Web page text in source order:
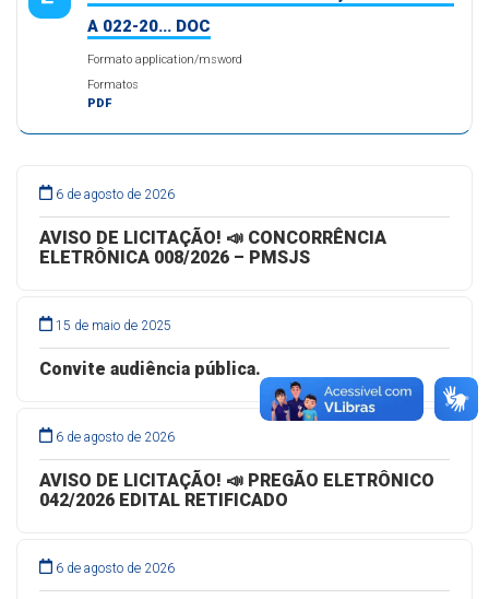
A 022-20... DOC
Formato application/msword
Formatos
PDF
6 de agosto de 2026
AVISO DE LICITAÇÃO! 📣 CONCORRÊNCIA
ELETRÔNICA 008/2026 – PMSJS
15 de maio de 2025
Convite audiência pública.
6 de agosto de 2026
AVISO DE LICITAÇÃO! 📣 PREGÃO ELETRÔNICO
042/2026 EDITAL RETIFICADO
6 de agosto de 2026